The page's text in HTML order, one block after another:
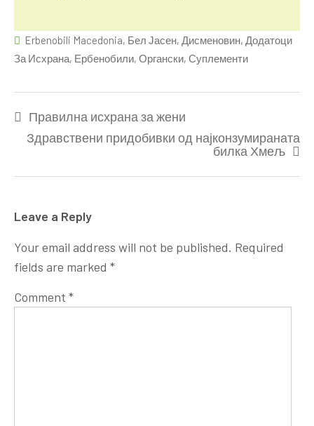
Erbenobili Macedonia, Бел Јасен, Дисменовин, Додатоци
За Исхрана, Ербенобили, Органски, Суплементи
navigation
Правилна исхрана за жени
Здравствени придобивки од најконзумираната
билка Хмељ
Leave a Reply
Your email address will not be published. Required
fields are marked *
Comment *